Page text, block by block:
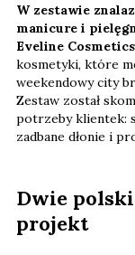
W zestawie
manicure i
Eveline
kosmetyki, które
weekendowy city
Zestaw został
potrzeby klientek:
zadbane dłonie i
Dwie
projekt